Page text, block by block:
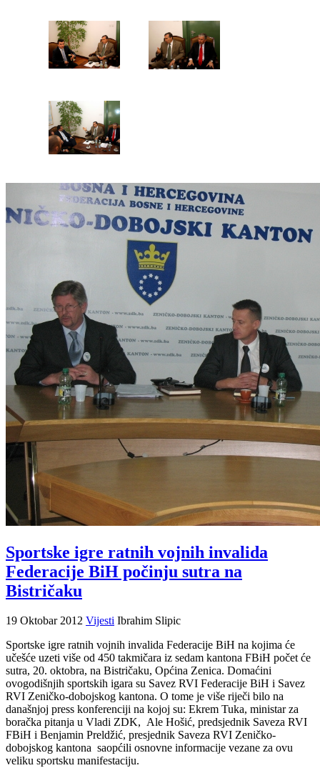
Sportske igre ratnih vojnih invalida
Federacije BiH počinju sutra na
Bistričaku
19 Oktobar 2012 Vijesti Ibrahim Slipic
Sportske igre ratnih vojnih invalida Federacije BiH na kojima će
učešće uzeti više od 450 takmičara iz sedam kantona FBiH počet će
sutra, 20. oktobra, na Bistričaku, Općina Zenica. Domaćini
ovogodišnjih sportskih igara su Savez RVI Federacije BiH i Savez
RVI Zeničko-dobojskog kantona. O tome je više riječi bilo na
današnjoj press konferenciji na kojoj su: Ekrem Tuka, ministar za
boračka pitanja u Vladi ZDK, Ale Hošić, predsjednik Saveza RVI
FBiH i Benjamin Preldžić, presjednik Saveza RVI Zeničko-
dobojskog kantona saopćili osnovne informacije vezane za ovu
veliku sportsku manifestaciju.